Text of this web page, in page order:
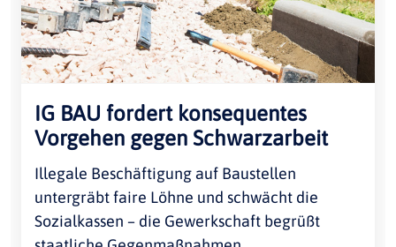
IG BAU fordert konsequentes
Vorgehen gegen Schwarzarbeit
Illegale Beschäftigung auf Baustellen
untergräbt faire Löhne und schwächt die
Sozialkassen – die Gewerkschaft begrüßt